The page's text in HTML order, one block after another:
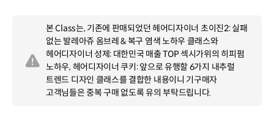
본 Class는, 기존에 판매되었던 헤어디자이너 초이진2: 실패
없는 발레아쥬 옴브레 & 복구 염색 노하우 클래스와
헤어디자이너 성제: 대한민국 매출 TOP 섹시가위의 히피펌
노하우, 헤어디자이너 쿠키: 앞으로 유행할 6가지 내추럴
트렌드 디자인 클래스를 결합한 내용이니 기구매자
고객님들은 중복 구매 없도록 유의 부탁드립니다.